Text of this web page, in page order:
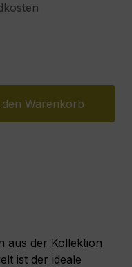
den Warenkorb
aus der Kollektion
ist der ideale